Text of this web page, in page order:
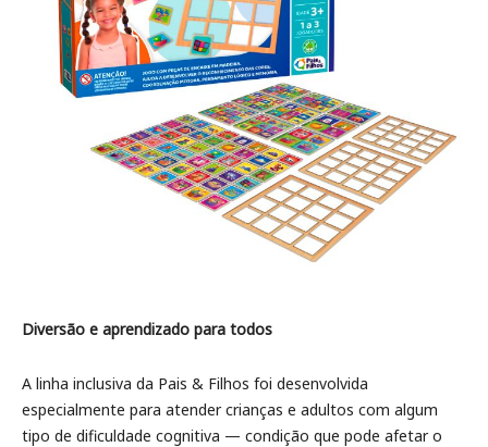
Diversão e aprendizado para todos
A linha inclusiva da Pais & Filhos foi desenvolvida
especialmente para atender crianças e adultos com algum
tipo de dificuldade cognitiva — condição que pode afetar o